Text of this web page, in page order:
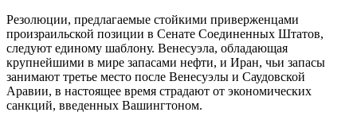
Резолюции, предлагаемые стойкими приверженцами
произраильской позиции в Сенате Соединенных Штатов,
следуют единому шаблону. Венесуэла, обладающая
крупнейшими в мире запасами нефти, и Иран, чьи запасы
занимают третье место после Венесуэлы и Саудовской
Аравии, в настоящее время страдают от экономических
санкций, введенных Вашингтоном.